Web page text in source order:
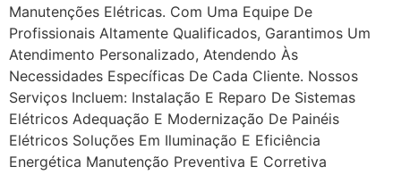
Manutenções Elétricas. Com Uma Equipe De
Profissionais Altamente Qualificados, Garantimos Um
Atendimento Personalizado, Atendendo Às
Necessidades Específicas De Cada Cliente. Nossos
Serviços Incluem: Instalação E Reparo De Sistemas
Elétricos Adequação E Modernização De Painéis
Elétricos Soluções Em Iluminação E Eficiência
Energética Manutenção Preventiva E Corretiva